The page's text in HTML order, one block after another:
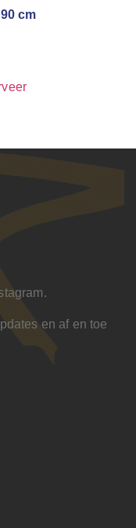
cm
en af en toe